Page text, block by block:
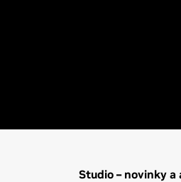
Studio – novinky a